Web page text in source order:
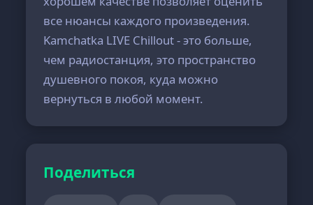
все нюансы каждого произведения.
Kamchatka LIVE Chillout - это больше,
чем радиостанция, это пространство
душевного покоя, куда можно
вернуться в любой момент.
Поделиться